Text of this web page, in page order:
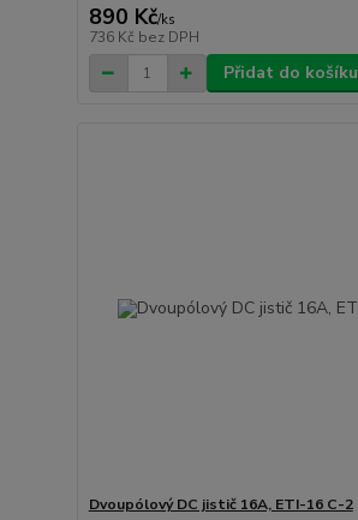
890 Kč/ks
736 Kč bez DPH
Přidat do košíku
Dvoupólový DC jistič 16A, ETI-16 C-2